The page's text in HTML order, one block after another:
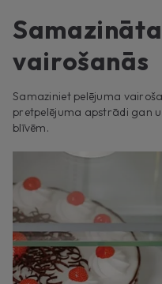
vairošanās
Samaziniet pelējuma
pretpelējuma apstrādi gan
blīvēm.